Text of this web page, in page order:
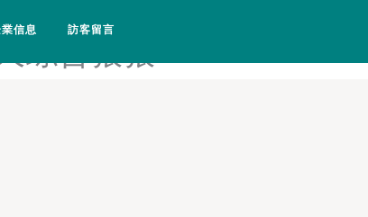
-99久久亚洲-99久久亚
信息 訪客留言